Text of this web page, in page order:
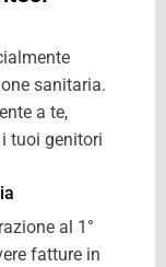
sanitaria.
a te,
tuoi genitori
al 1°
fatture in